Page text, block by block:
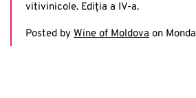
vitivinicole. Ediția a IV-a.
Posted by Wine of Moldova on